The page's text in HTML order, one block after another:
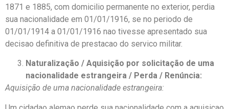
1871 e 1885, com domicilio permanente no exterior, perdia
sua nacionalidade em 01/01/1916, se no periodo de
01/01/1914 a 01/01/1916 nao tivesse apresentado sua
decisao definitiva de prestacao do servico militar.
Naturalização / Aquisição por solicitação de uma
nacionalidade estrangeira / Perda / Renúncia:
Aquisição de uma nacionalidade estrangeira: